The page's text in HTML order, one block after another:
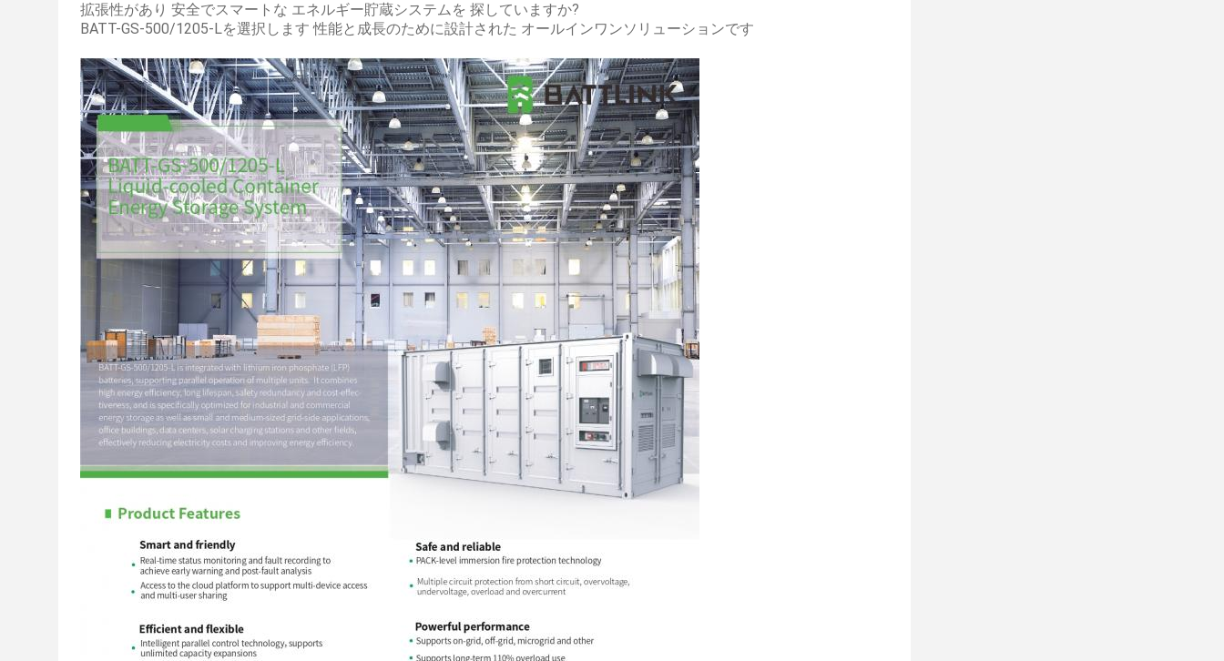
拡張性があり 安全でスマートな エネルギー貯蔵システムを 探していますか?
BATT-GS-500/1205-Lを選択します 性能と成長のために設計された オールインワンソリューションです